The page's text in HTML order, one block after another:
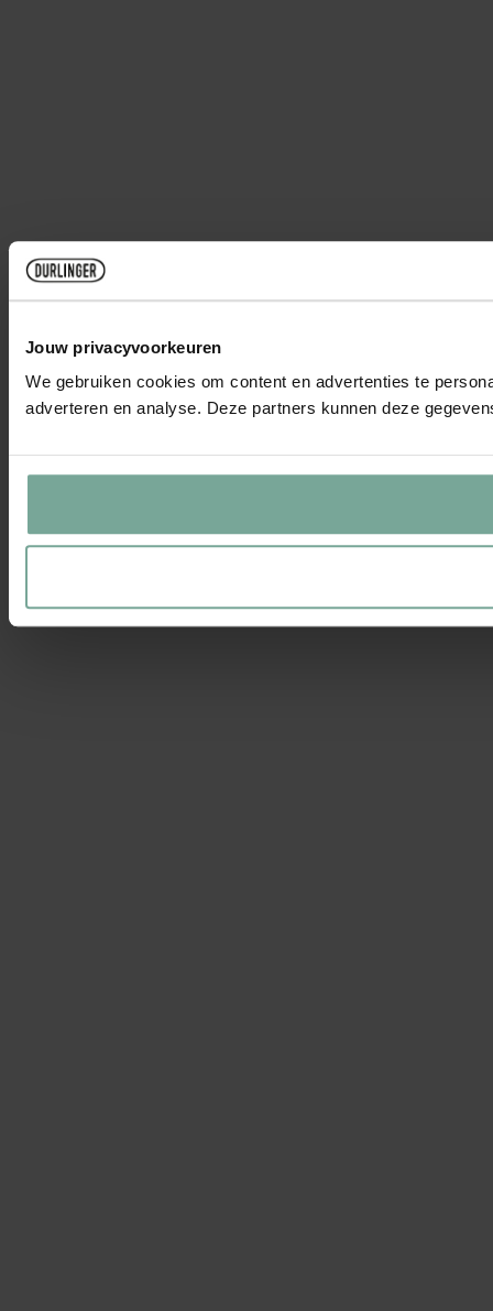
Jouw privacyvoorkeuren
We gebruiken cookies om content en advertenties te
adverteren en analyse. Deze partners kunnen deze